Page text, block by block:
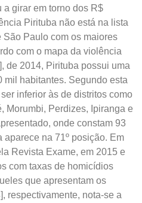
a girar em torno dos R$
Pirituba não está na lista
Paulo com os maiores
com o mapa da violência
de 2014, Pirituba possui uma
mil habitantes. Segundo esta
inferior às de distritos como
Morumbi, Perdizes, Ipiranga e
onde constam 93
na 71º posição. Em
Revista Exame, em 2015 e
com taxas de homicídios
que apresentam os
respectivamente, nota-se a